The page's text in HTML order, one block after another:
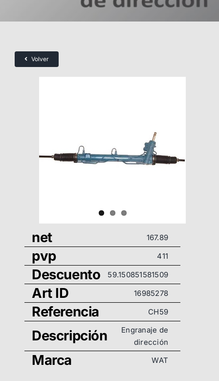
Volver
net 167.89
pvp 411
Descuento 59.150851581509
Art ID 16985278
Referencia CH59
Descripción
Engranaje de
dirección
Marca WAT